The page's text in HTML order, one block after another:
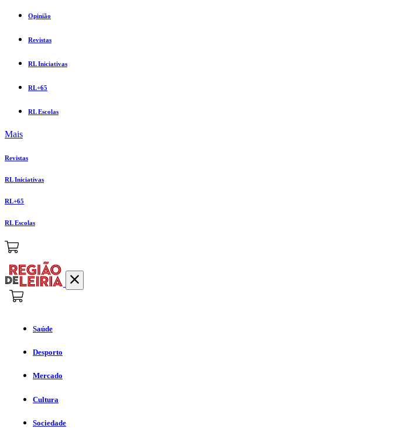
Opinião
Revistas
RL Iniciativas
RL+65
RL Escolas
Mais
Revistas
RL Iniciativas
RL+65
RL Escolas
Saúde
Desporto
Mercado
Cultura
Sociedade